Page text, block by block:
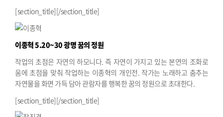
[section_title][/section_title]
이종혁5.20~30 광명 꿈의 정원
작업의 초점은 자연의 하모니다. 즉 자연이 가지고 있는 본연의 조화로
움에 초점을 맞춰 작업하는 이종혁의 개인전. 작가는 노래하고 춤추는
자연물을 화면 가득 담아 관람자를 행복한 꿈의 정원으로 초대한다.
[section_title][/section_title]